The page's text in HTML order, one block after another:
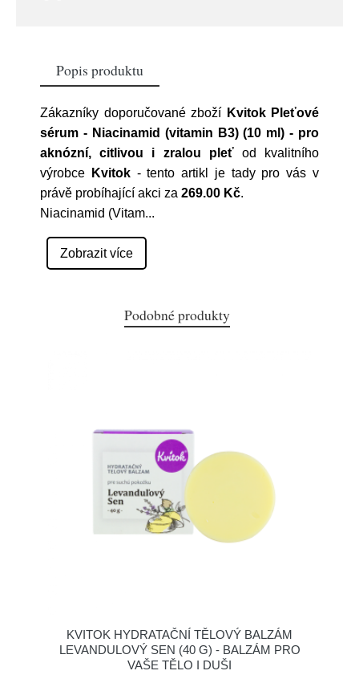
Popis produktu
Zákazníky doporučované zboží Kvitok Pleťové
sérum - Niacinamid (vitamin B3) (10 ml) - pro
aknózní, citlivou i zralou pleťod kvalitního
výrobce
Kvitok- tento artikl je tady pro vás v
právě probíhající akci za 269.00 Kč.
Niacinamid (Vitam...
Zobrazit více
Podobné produkty
KVITOK HYDRATAČNÍ TĚLOVÝ BALZÁM
LEVANDULOVÝ SEN (40 G) - BALZÁM PRO
VAŠE TĚLO I DUŠI